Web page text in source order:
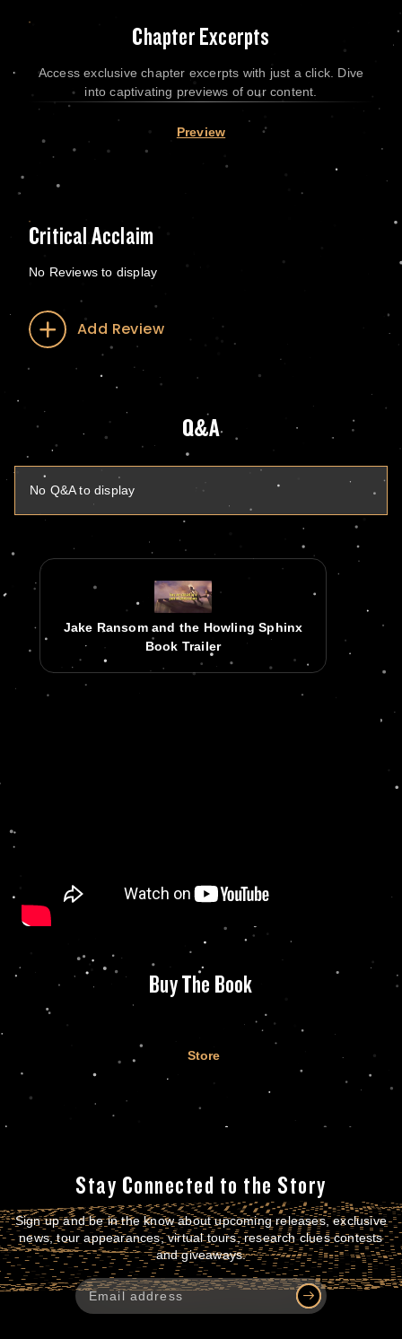
Chapter Excerpts
Access exclusive chapter excerpts with just a click. Dive
into captivating previews of our content.
Preview
Critical Acclaim
No Reviews to display
Add Review
Q&A
No Q&A to display
Jake Ransom and the Howling Sphinx
Book Trailer
Buy The Book
Store
Stay Connected to the Story
Sign up and be in the know about upcoming releases, exclusive
news, tour appearances, virtual tours, research clues contests
and giveaways.